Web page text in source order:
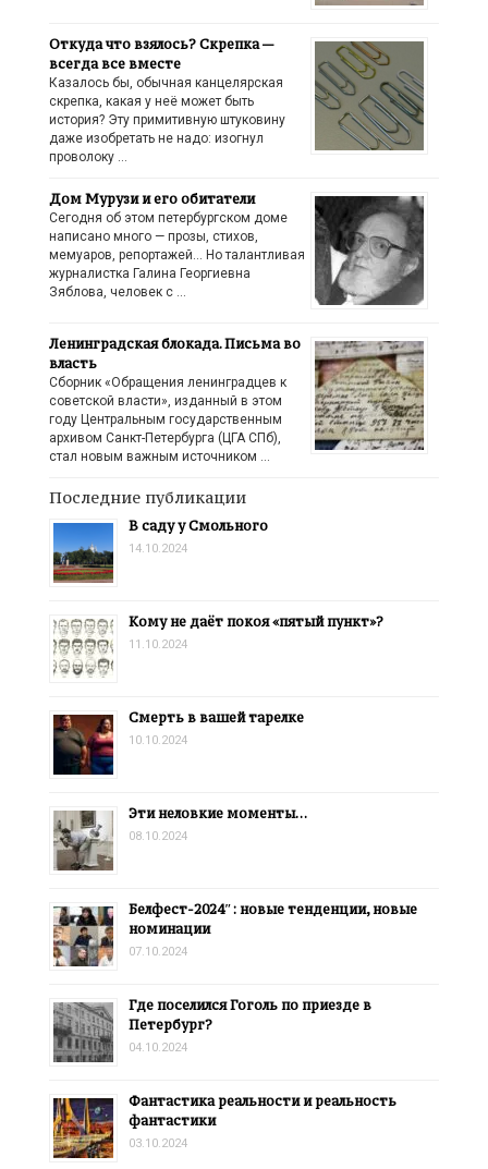
Откуда что взялось? Скрепка —
всегда все вместе
Казалось бы, обычная канцелярская
скрепка, какая у неё может быть
история? Эту примитивную штуковину
даже изобретать не надо: изогнул
проволоку …
Дом Мурузи и его обитатели
Сегодня об этом петербургском доме
написано много — прозы, стихов,
мемуаров, репортажей… Но талантливая
журналистка Галина Георгиевна
Зяблова, человек с …
Ленинградская блокада. Письма во
власть
Сборник «Обращения ленинградцев к
советской власти», изданный в этом
году Центральным государственным
архивом Санкт-Петербурга (ЦГА СПб),
стал новым важным источником …
Последние публикации
В саду у Смольного
14.10.2024
Кому не даёт покоя «пятый пункт»?
11.10.2024
Смерть в вашей тарелке
10.10.2024
Эти неловкие моменты…
08.10.2024
Белфест-2024″: новые тенденции, новые
номинации
07.10.2024
Где поселился Гоголь по приезде в
Петербург?
04.10.2024
Фантастика реальности и реальность
фантастики
03.10.2024